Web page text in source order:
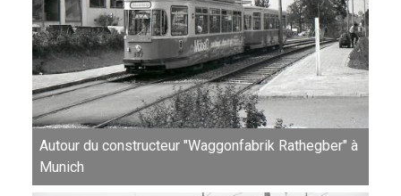
Autour du constructeur "Waggonfabrik Rathegber" à
Munich